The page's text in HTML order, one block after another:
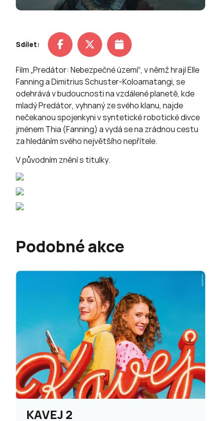
Sdílet:
Film „Predátor: Nebezpečné území“, v němž hrají Elle
Fanning a Dimitrius Schuster-Koloamatangi, se
odehrává v budoucnosti na vzdálené planetě, kde
mladý Predátor, vyhnaný ze svého klanu, najde
nečekanou spojenkyni v syntetické robotické divce
jménem Thia (Fanning) a vydá se na zrádnou cestu
za hledáním svého největšího nepřítele.
V původním znění s titulky.
Podobné akce
KAVEJ 2